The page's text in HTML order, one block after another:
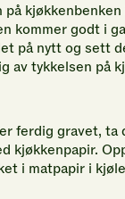
på
kommer godt i
på nytt og sett
av tykkelsen på
ferdig gravet, ta
kjøkkenpapir.
i matpapir i